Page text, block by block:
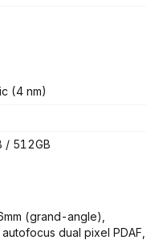
(4 nm)
/ 512GB
(grand-angle),
dual pixel PDAF,